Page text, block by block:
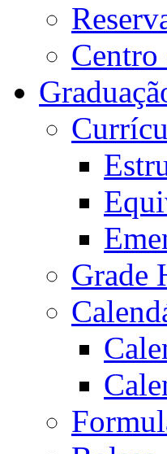
Grade